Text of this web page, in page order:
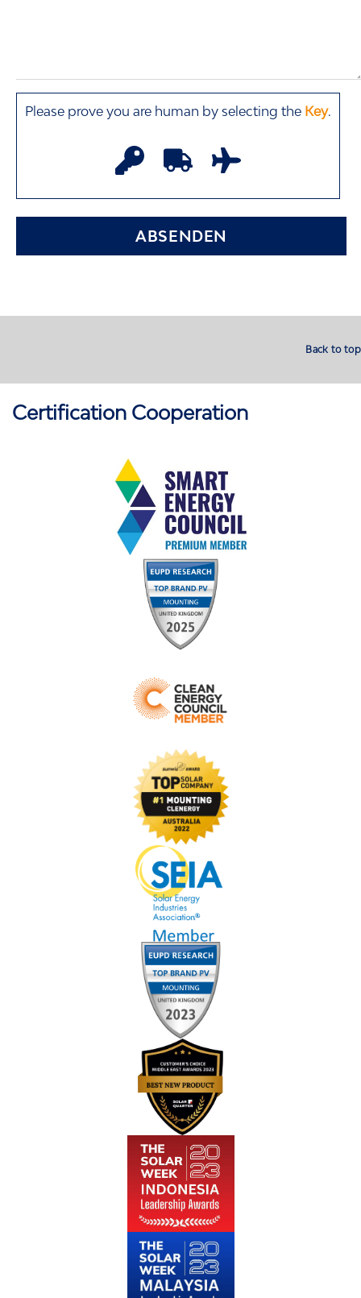
Please prove you are human by selecting the Key.
Back to top
Certification Cooperation